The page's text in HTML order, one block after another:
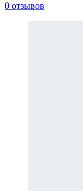
0 отзывов